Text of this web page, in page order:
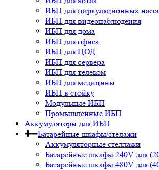
ИБП для циркуляционных
ИБП для видеонаблюдения
ИБП для дома
ИБП для офиса
ИБП для ЦОД
ИБП для сервера
ИБП для телеком
ИБП для медицины
ИБП в стойку
Модульные ИБП
Промышленные ИБП
Аккумуляторы для ИБП
Батарейные шкафы/стелажи
Аккумуляторные стеллажи
Батарейные шкафы 240V для
Батарейные шкафы 480V для